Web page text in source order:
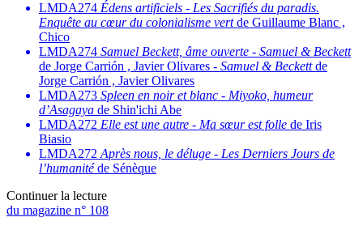
LMDA274 Édens artificiels - Les Sacrifiés du paradis.
Enquête au cœur du colonialisme vertde Guillaume Blanc ,
Chico
LMDA274 Samuel Beckett, âme ouverte - Samuel & Beckett
de Jorge Carrión , Javier Olivares - Samuel & Beckettde
Jorge Carrión , Javier Olivares
LMDA273 Spleen en noir et blanc - Miyoko, humeur
d’Asagaya de Shin'ichi Abe
LMDA272 Elle est une autre - Ma sœur est folle de Iris
Biasio
LMDA272 Après nous, le déluge - Les Derniers Jours de
l’humanitéde Sénèque
Continuer la lecture
du magazine n° 108